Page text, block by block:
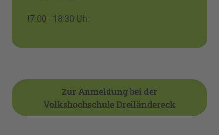
!7:00 - 18:30 Uhr
Zur Anmeldung bei der
Volkshochschule Dreiländereck